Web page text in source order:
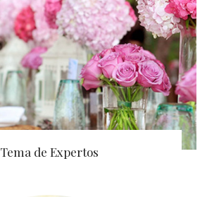
Tema de Expertos